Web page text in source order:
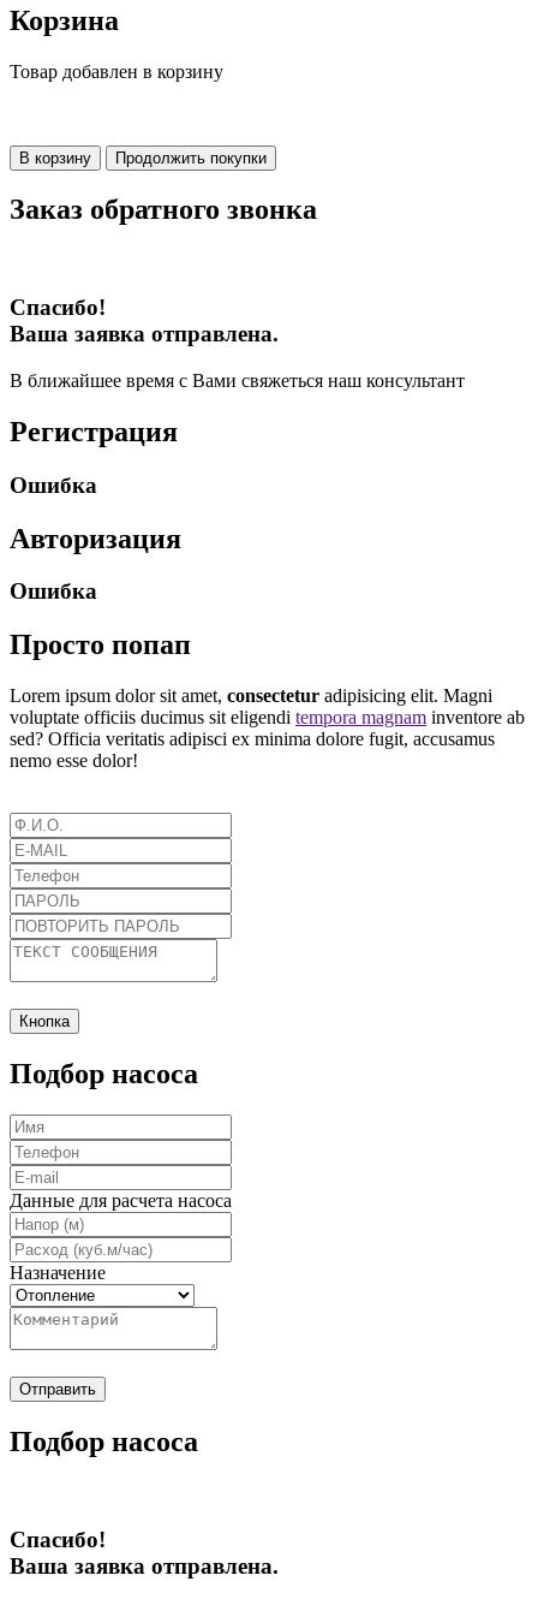
Корзина
Товар добавлен в корзину
В корзину Продолжить покупки
Заказ обратного звонка
Спасибо!
Ваша заявка отправлена.
В ближайшее время с Вами свяжеться наш консультант
Регистрация
Ошибка
Авторизация
Ошибка
Просто попап
Lorem ipsum dolor sit amet, consectetur adipisicing elit. Magni
voluptate officiis ducimus sit eligendi tempora magnam inventore ab
sed? Officia veritatis adipisci ex minima dolore fugit, accusamus
nemo esse dolor!
Кнопка
Подбор насоса
Данные для расчета насоса
Назначение
Отправить
Подбор насоса
Спасибо!
Ваша заявка отправлена.